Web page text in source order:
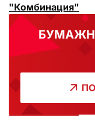
"Комбинация"